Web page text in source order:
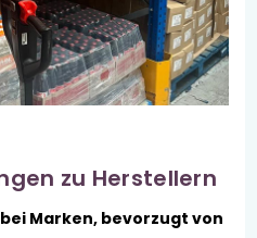
zu Herstellern
Marken, bevorzugt von